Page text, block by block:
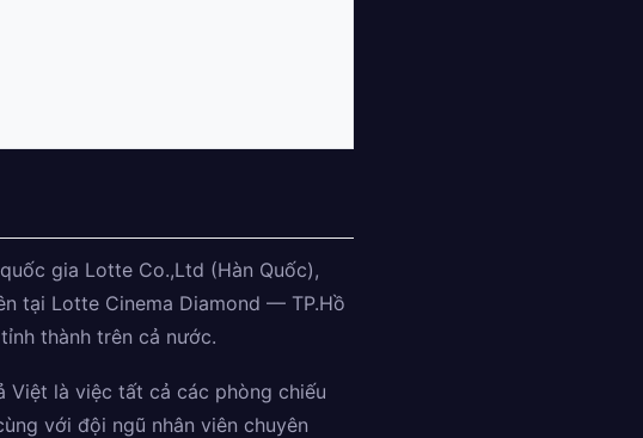
gia Lotte Co.,Ltd (Hàn Quốc),
tại Lotte Cinema Diamond — TP.Hồ
thành trên cả nước.
Việt là việc tất cả các phòng chiếu
với đội ngũ nhân viên chuyên